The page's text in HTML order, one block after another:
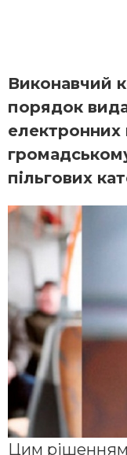
Виконавчий
порядок
електронних
пільгових
Цим рішенням